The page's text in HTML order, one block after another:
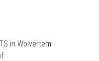
in Wolvertem